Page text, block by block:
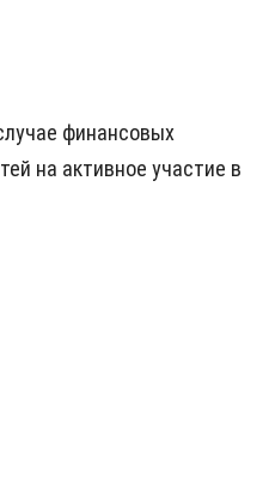
финансовых
на активное участие в